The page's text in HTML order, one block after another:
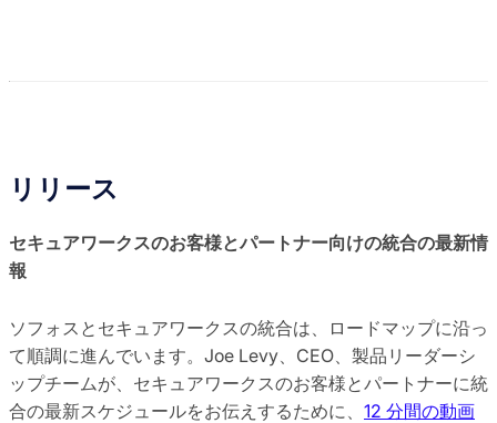
リリース
セキュアワークスのお客様とパートナー向けの統合の最新情
報
ソフォスとセキュアワークスの統合は、ロードマップに沿っ
て順調に進んでいます。Joe Levy、CEO、製品リーダーシ
ップチームが、セキュアワークスのお客様とパートナーに統
合の最新スケジュールをお伝えするために、 12 分間の動画